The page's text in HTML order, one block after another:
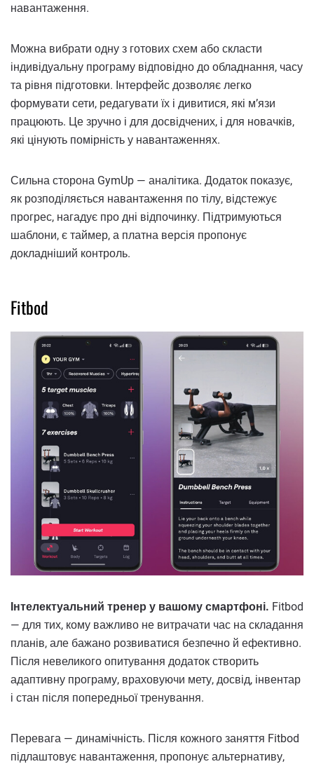
навантаження.
Можна вибрати одну з готових схем або скласти
індивідуальну програму відповідно до обладнання, часу
та рівня підготовки. Інтерфейс дозволяє легко
формувати сети, редагувати їх і дивитися, які м’язи
працюють. Це зручно і для досвідчених, і для новачків,
які цінують помірність у навантаженнях.
Сильна сторона GymUp — аналітика. Додаток показує,
як розподіляється навантаження по тілу, відстежує
прогрес, нагадує про дні відпочинку. Підтримуються
шаблони, є таймер, а платна версія пропонує
докладніший контроль.
Fitbod
Інтелектуальний тренер у вашому смартфоні. Fitbod
— для тих, кому важливо не витрачати час на складання
планів, але бажано розвиватися безпечно й ефективно.
Після невеликого опитування додаток створить
адаптивну програму, враховуючи мету, досвід, інвентар
і стан після попередньої тренування.
Перевага — динамічність. Після кожного заняття Fitbod
підлаштовує навантаження, пропонує альтернативу,